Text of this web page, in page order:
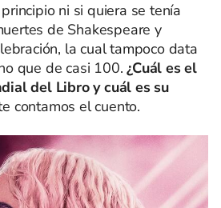
ni si quiera se tenía
de Shakespeare y
la cual tampoco data
que de casi 100.¿Cuál es el
del Libro y cuál es su
contamos el cuento.